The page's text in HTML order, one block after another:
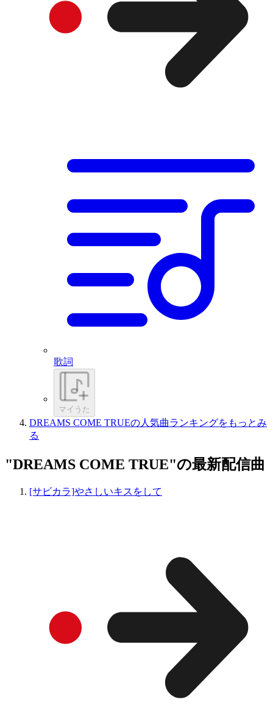
歌詞
マイうた
DREAMS COME TRUEの人気曲ランキングをもっとみ
る
"DREAMS COME TRUE"の最新配信曲
[サビカラ]やさしいキスをして